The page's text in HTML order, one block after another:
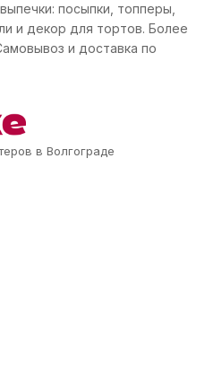
посыпки, топперы,
и декор для тортов. Более
и доставка по
в Волгограде